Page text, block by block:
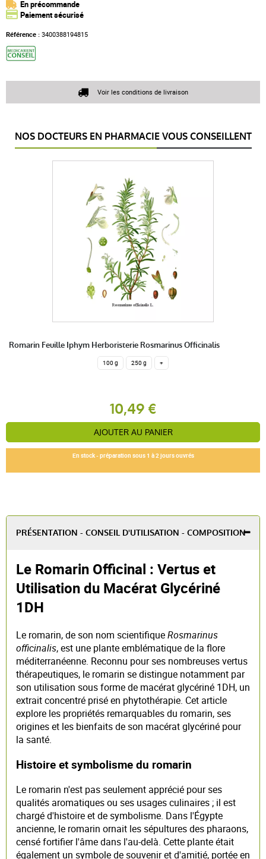
En précommande
Paiement sécurisé
Référence : 3400388194815
Voir les conditions de livraison
NOS DOCTEURS EN PHARMACIE VOUS CONSEILLENT
Romarin Feuille Iphym Herboristerie Rosmarinus Officinalis
100 g 250 g +
10,49 €
AJOUTER AU PANIER
En stock - préparation sous 1 à 2 jours ouvrés
PRÉSENTATION - CONSEIL D'UTILISATION - COMPOSITION
Le Romarin Officinal : Vertus et
Utilisation du Macérat Glycériné
1DH
Le romarin, de son nom scientifiqueRosmarinus
officinalis, est une plante emblématique de la flore
méditerranéenne. Reconnu pour ses nombreuses vertus
thérapeutiques, le romarin se distingue notamment par
son utilisation sous forme de macérat glycériné 1DH, un
extrait concentré prisé en phytothérapie. Cet article
explore les propriétés remarquables du romarin, ses
origines et les bienfaits de son macérat glycériné pour
la santé.
Histoire et symbolisme du romarin
Le romarin n'est pas seulement apprécié pour ses
qualités aromatiques ou ses usages culinaires ; il est
chargé d'histoire et de symbolisme. Dans l'Égypte
ancienne, le romarin ornait les sépultures des pharaons,
censé fortifier l'âme dans l'au-delà. Cette plante était
également un symbole de souvenir et d'amitié, portée en